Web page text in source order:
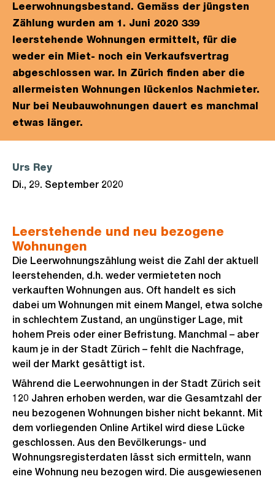
Leerwohnungsbestand. Gemäss der jüngsten
Zählung wurden am 1. Juni 2020 339
leerstehende Wohnungen ermittelt, für die
weder ein Miet- noch ein Verkaufsvertrag
abgeschlossen war. In Zürich finden aber die
allermeisten Wohnungen lückenlos Nachmieter.
Nur bei Neubauwohnungen dauert es manchmal
etwas länger.
Urs Rey
Di., 29. September 2020
Leerstehende und neu bezogene
Wohnungen
Die Leerwohnungszählung weist die Zahl der aktuell
leerstehenden, d.h. weder vermieteten noch
verkauften Wohnungen aus. Oft handelt es sich
dabei um Wohnungen mit einem Mangel, etwa solche
in schlechtem Zustand, an ungünstiger Lage, mit
hohem Preis oder einer Befristung. Manchmal – aber
kaum je in der Stadt Zürich – fehlt die Nachfrage,
weil der Markt gesättigt ist.
Während die Leerwohnungen in der Stadt Zürich seit
120 Jahren erhoben werden, war die Gesamtzahl der
neu bezogenen Wohnungen bisher nicht bekannt. Mit
dem vorliegenden Online Artikel wird diese Lücke
geschlossen. Aus den Bevölkerungs- und
Wohnungsregisterdaten lässt sich ermitteln, wann
eine Wohnung neu bezogen wird. Die ausgewiesenen